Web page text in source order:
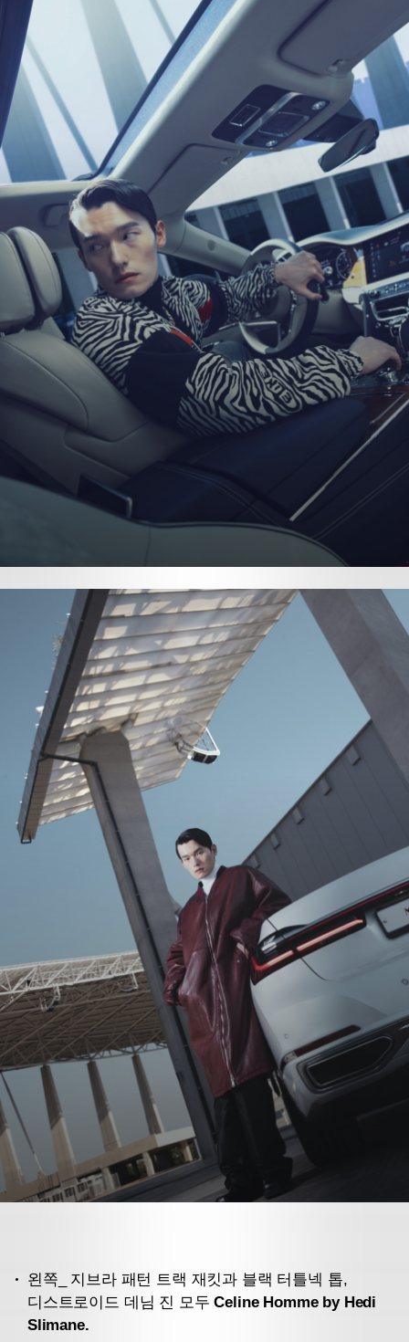
왼쪽_ 지브라 패턴 트랙 재킷과 블랙 터틀넥 톱,
디스트로이드 데님 진 모두Celine Homme by Hedi
Slimane.